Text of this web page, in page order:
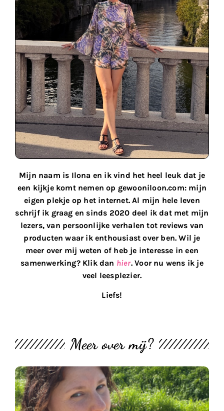
Mijn naam is Ilona en ik vind het heel leuk dat je
een kijkje komt nemen op gewooniloon.com: mijn
eigen plekje op het internet. Al mijn hele leven
schrijf ik graag en sinds 2020 deel ik dat met mijn
lezers, van persoonlijke verhalen tot reviews van
producten waar ik enthousiast over ben. Wil je
meer over mij weten of heb je interesse in een
samenwerking? Klik dan hier. Voor nu wens ik je
veel leesplezier.
Liefs!
Meer over mij?